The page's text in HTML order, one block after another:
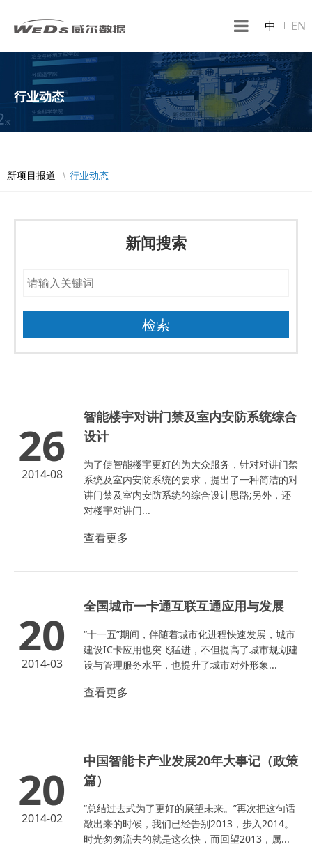
中 EN
行业动态
新项目报道 行业动态
新闻搜索
26
2014-08
智能楼宇对讲门禁及室内安防系统综合
设计
为了使智能楼宇更好的为大众服务，针对对讲门禁
系统及室内安防系统的要求，提出了一种简洁的对
讲门禁及室内安防系统的综合设计思路;另外，还
对楼宇对讲门...
查看更多
20
2014-03
全国城市一卡通互联互通应用与发展
“十一五”期间，伴随着城市化进程快速发展，城市
建设IC卡应用也突飞猛进，不但提高了城市规划建
设与管理服务水平，也提升了城市对外形象...
查看更多
20
2014-02
中国智能卡产业发展20年大事记（政策
篇）
“总结过去式为了更好的展望未来。”再次把这句话
敲出来的时候，我们已经告别2013，步入2014。
时光匆匆流去的就是这么快，而回望2013，属...